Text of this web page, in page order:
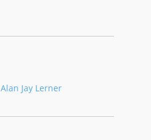
Alan Jay Lerner